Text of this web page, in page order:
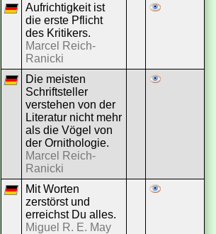
Aufrichtigkeit ist
die erste Pflicht
des Kritikers.
Marcel Reich-
Ranicki
Die meisten
Schriftsteller
verstehen von der
Literatur nicht mehr
als die Vögel von
der Ornithologie.
Marcel Reich-
Ranicki
Mit Worten
zerstörst und
erreichst Du alles.
Miguel R. E. May